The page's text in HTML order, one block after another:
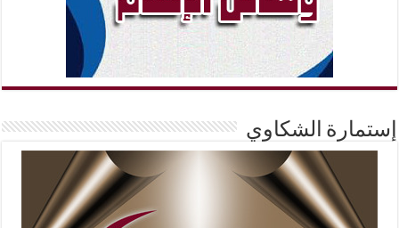
إستمارة الشكاوي